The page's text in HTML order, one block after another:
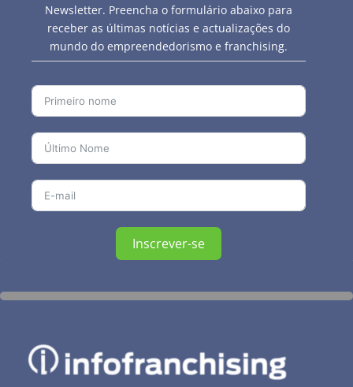
Newsletter. Preencha o formulário abaixo para
receber as últimas notícias e actualizações do
mundo do empreendedorismo e franchising.
Inscrever-se